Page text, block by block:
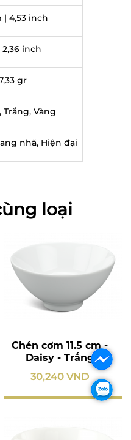
| 4,53 inch
inch
gr
Trắng, Vàng
nhã, Hiện đại
loại
Chén cơm 11.5 cm -
Daisy - Trắng
30,240 VND